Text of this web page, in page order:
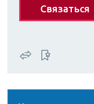
Связаться